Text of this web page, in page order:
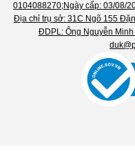
0104088270;Ngày cấp: 03/08/
Địa chỉ trụ sở: 31C Ngõ 155
ĐDPL: Ông Nguyễn